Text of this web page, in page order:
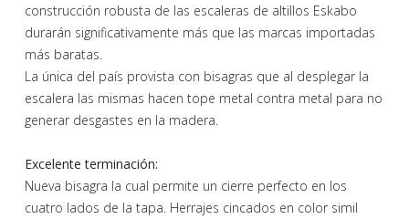
construcción robusta de las escaleras de altillos Eskabo
durarán significativamente más que las marcas importadas
más baratas.
La única del país provista con bisagras que al desplegar la
escalera las mismas hacen tope metal contra metal para no
generar desgastes en la madera.
Excelente terminación:
Nueva bisagra la cual permite un cierre perfecto en los
cuatro lados de la tapa. Herrajes cincados en color simil